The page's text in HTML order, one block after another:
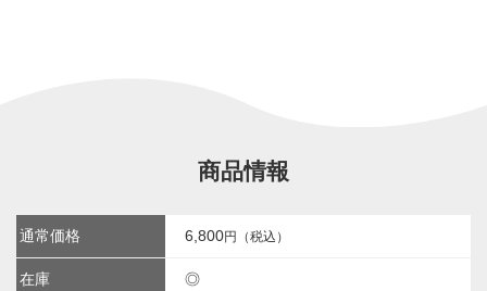
商品情報
通常価格 6,800円（税込）
在庫 ◎